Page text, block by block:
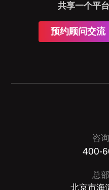
共享一个平
预约顾问交流
咨
400-
总
北京市海